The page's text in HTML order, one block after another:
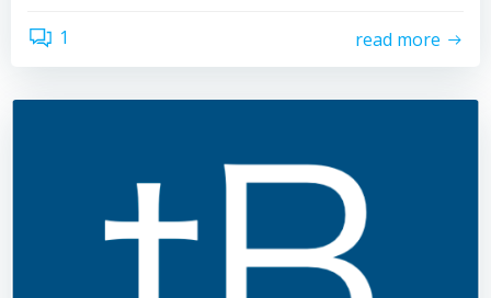
1 read more